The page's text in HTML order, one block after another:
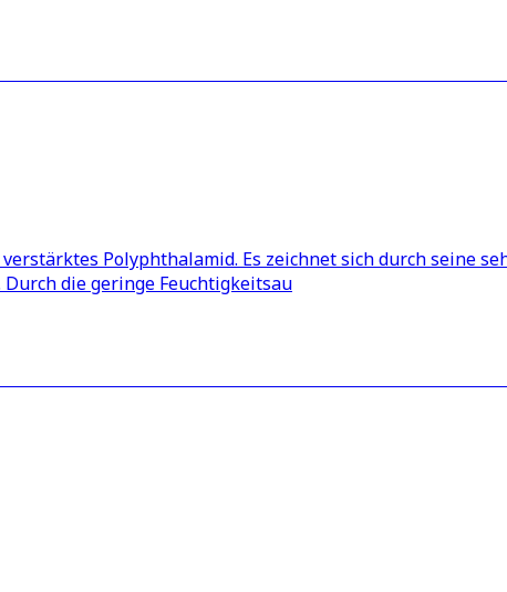
Polyphthalamid. Es zeichnet sich durch seine
die geringe Feuchtigkeitsau